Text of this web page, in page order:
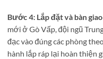
Bước 4: Lắp đặt và bàn
mới ở Gò Vấp, đội ngũ
đạc vào đúng các phòng
hành lắp ráp lại hoàn thiện